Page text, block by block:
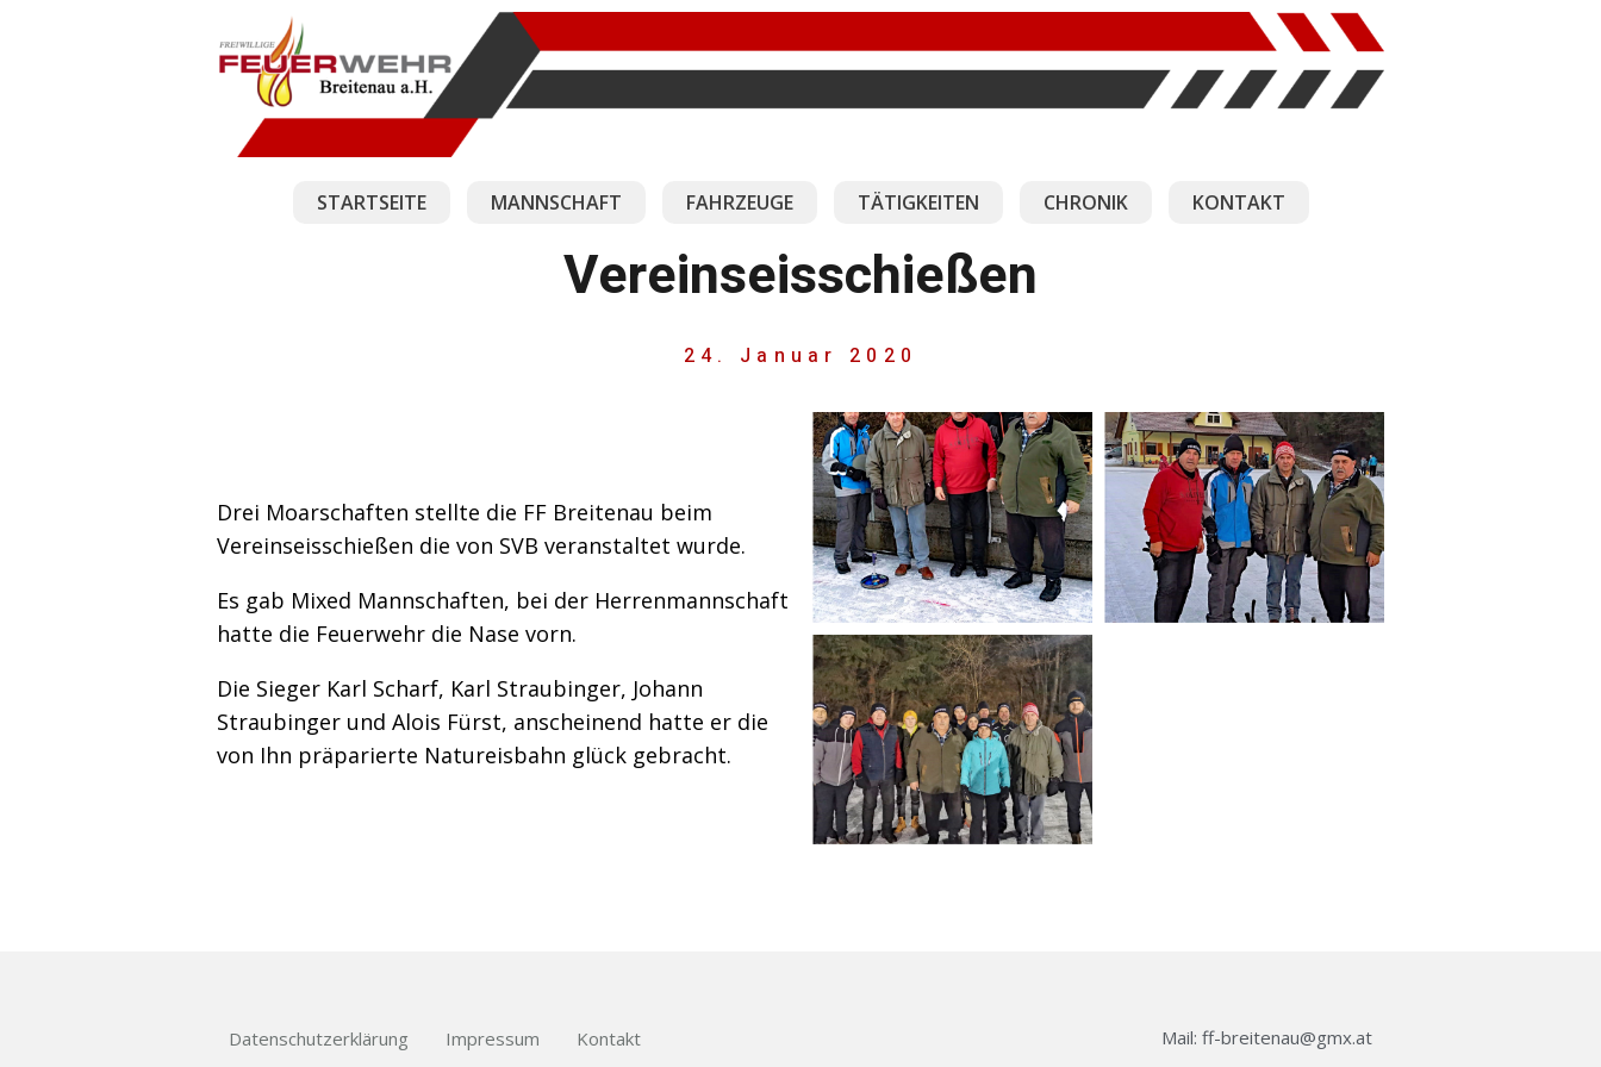
STARTSEITE MANNSCHAFT FAHRZEUGE TÄTIGKEITEN CHRONIK KONTAKT
Vereinseisschießen
24. Januar 2020
Drei Moarschaften stellte die FF Breitenau beim
Vereinseisschießen die von SVB veranstaltet wurde.
Es gab Mixed Mannschaften, bei der Herrenmannschaft
hatte die Feuerwehr die Nase vorn.
Die Sieger Karl Scharf, Karl Straubinger, Johann
Straubinger und Alois Fürst, anscheinend hatte er die
von Ihn präparierte Natureisbahn glück gebracht.
Datenschutzerklärung Impressum Kontakt Mail: ff-breitenau@gmx.at